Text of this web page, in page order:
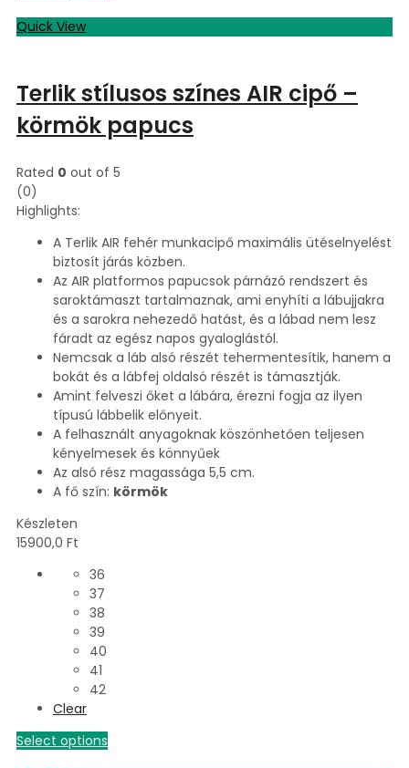
Quick View
Terlik stílusos színes AIR cipő –
körmök papucs
Rated 0 out of 5
(0)
Highlights:
A Terlik AIR fehér munkacipő maximális ütéselnyelést
biztosít járás közben.
Az AIR platformos papucsok párnázó rendszert és
saroktámaszt tartalmaznak, ami enyhíti a lábujjakra
és a sarokra nehezedő hatást, és a lábad nem lesz
fáradt az egész napos gyaloglástól.
Nemcsak a láb alsó részét tehermentesítik, hanem a
bokát és a lábfej oldalsó részét is támasztják.
Amint felveszi őket a lábára, érezni fogja az ilyen
típusú lábbelik előnyeit.
A felhasznált anyagoknak köszönhetően teljesen
kényelmesek és könnyűek
Az alsó rész magassága 5,5 cm.
A fő szín: körmök
Készleten
15900,0 Ft
36
37
38
39
40
41
42
Clear
Select options